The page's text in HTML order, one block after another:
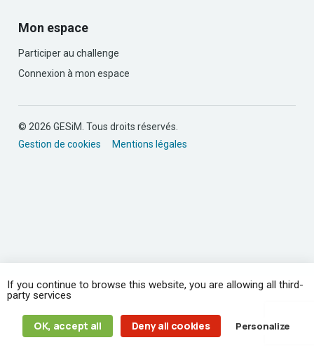
Mon espace
Participer au challenge
Connexion à mon espace
© 2026 GESiM. Tous droits réservés.
Gestion de cookies
Mentions légales
If you continue to browse this website, you are allowing all third-
party services
OK, accept all Deny all cookies Personalize